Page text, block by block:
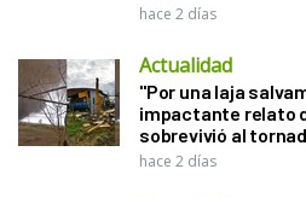
hace 2 días
Actualidad
"Por una laja
impactante relato
sobrevivió al
hace 2 días